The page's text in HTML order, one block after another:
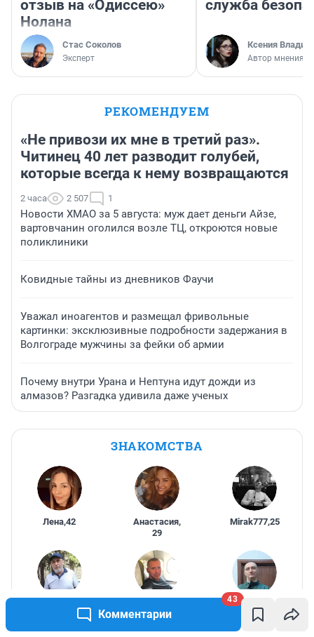
Комментарии
43
отзыв на «Одиссею»
Нолана
Стас Соколов
Эксперт
служба
Ксения
Автор мнения
РЕКОМЕНДУЕМ
«Не привози их мне в третий раз».
Читинец 40 лет разводит голубей,
которые всегда к нему возвращаются
2 часа 2 507 1
Новости ХМАО за 5 августа: муж дает деньги Айзе,
вартовчанин оголился возле ТЦ, откроются новые
поликлиники
Ковидные тайны из дневников Фаучи
Уважал иноагентов и размещал фривольные
картинки: эксклюзивные подробности задержания в
Волгограде мужчины за фейки об армии
Почему внутри Урана и Нептуна идут дожди из
алмазов? Разгадка удивила даже ученых
ЗНАКОМСТВА
Лена,42 Анастасия,
29
Mirak777,25
Qwerty2345,
Danikr,